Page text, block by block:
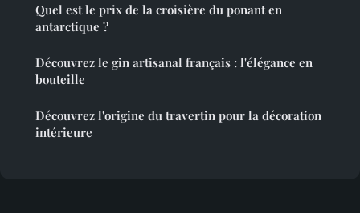
Quel est le prix de la croisière du ponant en
antarctique ?
Découvrez le gin artisanal français : l'élégance en
bouteille
Découvrez l'origine du travertin pour la décoration
intérieure